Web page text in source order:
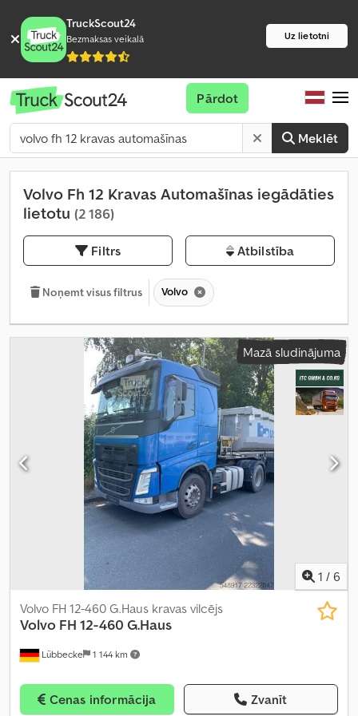
TruckScout24
Bezmaksas veikalā Uz lietotni
Meklēt
Pārdot
Volvo Fh 12 Kravas Automašīnas iegādāties
lietotu (2 186)
Filtrs Atbilstība
Noņemt visus filtrus Volvo
Mazā sludinājuma
1 / 6
Lübbecke 1 144 km
Volvo FH 12-460 G.Haus kravas vilcējs
Volvo FH 12-460 G.Haus
Cenas informācija Zvanīt